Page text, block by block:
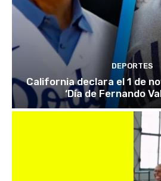
DEPORTES
California declara el 1 de
‘Día de Fernando